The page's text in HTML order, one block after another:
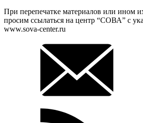
При перепечатке материалов или ином
просим ссылаться на центр “СОВА” с
www.sova-center.ru